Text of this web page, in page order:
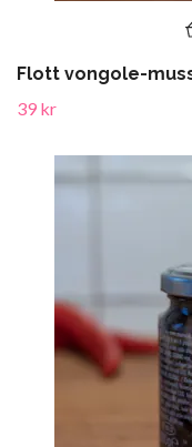
Flott vongole-
39 kr